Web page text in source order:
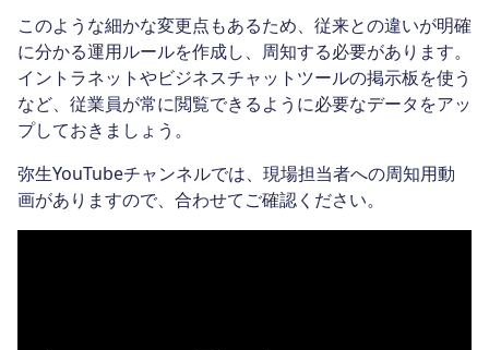
このような細かな変更点もあるため、従来との違いが明確
に分かる運用ルールを作成し、周知する必要があります。
イントラネットやビジネスチャットツールの掲示板を使う
など、従業員が常に閲覧できるように必要なデータをアッ
プしておきましょう。
弥生YouTubeチャンネルでは、現場担当者への周知用動
画がありますので、合わせてご確認ください。